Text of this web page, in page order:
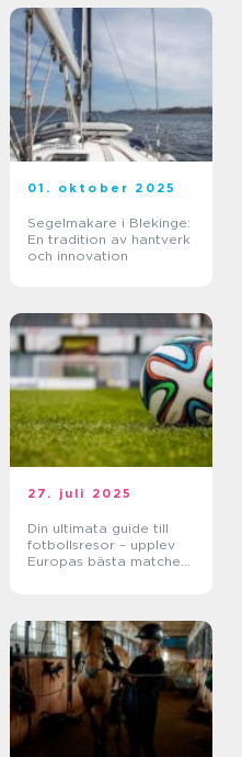
01. oktober 2025
Segelmakare i Blekinge:
En tradition av hantverk
och innovation
27. juli 2025
Din ultimata guide till
fotbollsresor – upplev
Europas bästa matcher